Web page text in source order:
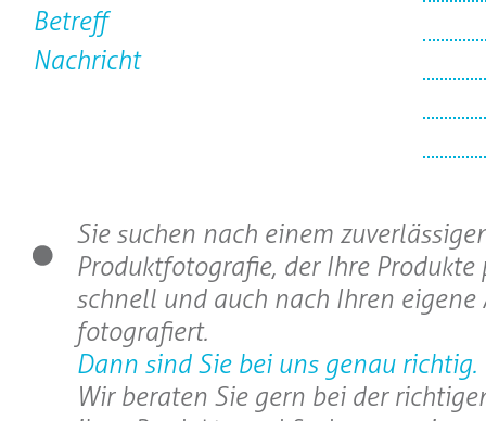
Betreff
Nachricht
Sie suchen nach einem
Produktfotografie, der Ihre Produkte
schnell und auch nach Ihren
fotografiert.
Dann sind Sie bei uns genau richtig.
Wir beraten Sie gern bei der